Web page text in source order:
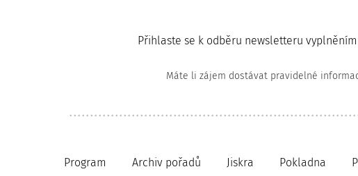
Přihlaste se k odběru newsletteru
Máte li zájem dostávat pravidelné
Program Archiv pořadů Jiskra Pokladna